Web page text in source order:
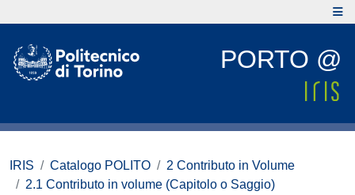
PORTO @
IRIS Catalogo POLITO
2 Contributo in Volume
2.1 Contributo in volume (Capitolo o Saggio)